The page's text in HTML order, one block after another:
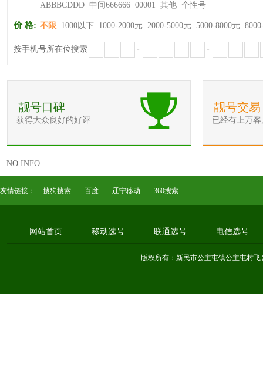
ABBBCDDD 中间666666 00001 其他 个性号
价 格: 不限 1000以下 1000-2000元 2000-5000元 5000-8000元
按手机号所在位搜索 - -
靓号口碑
获得大众良好的好评
靓号交易
已经有上万
NO INFO....
友情链接： 搜狗搜索 百度 辽宁移动 360搜索
网站首页 移动选号 联通选号 电信选号
版权所有：新民市公主屯镇公主屯村